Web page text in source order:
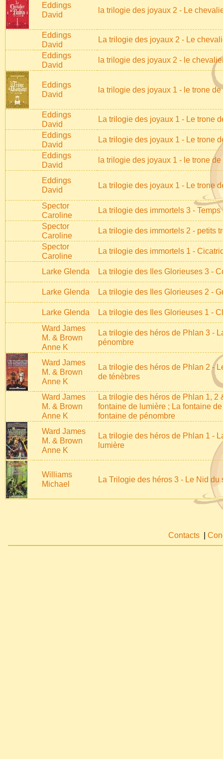
Eddings
David
la trilogie des joyaux 2 - Le
Eddings
David
La trilogie des joyaux 2 - Le
Eddings
David
la trilogie des joyaux 2 - le
Eddings
David
la trilogie des joyaux 1 - le trone
Eddings
David
La trilogie des joyaux 1 - Le trone
Eddings
David
La trilogie des joyaux 1 - Le trone
Eddings
David
la trilogie des joyaux 1 - le trone
Eddings
David
La trilogie des joyaux 1 - Le trone
Spector
Caroline
La trilogie des immortels 3 - Temps
Spector
Caroline
La trilogie des immortels 2 - petits
Spector
Caroline
La trilogie des immortels 1 -
Larke Glenda La trilogie des Iles Glorieuses 3 -
Larke Glenda La trilogie des Iles Glorieuses 2 -
Larke Glenda
La trilogie des Iles Glorieuses 1 -
Ward James
M. & Brown
Anne K
La trilogie des héros de Phlan 3 -
pénombre
Ward James
M. & Brown
Anne K
La trilogie des héros de Phlan 2 -
de ténèbres
Ward James
M. & Brown
Anne K
La trilogie des héros de Phlan 1, 2
fontaine de lumière ; La fontaine
fontaine de pénombre
Ward James
M. & Brown
Anne K
La trilogie des héros de Phlan 1 -
lumière
Williams
Michael
La Trilogie des héros 3 - Le Nid du
Contacts |